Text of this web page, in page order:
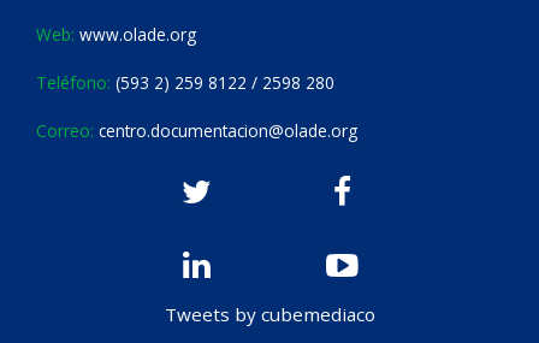
Web: www.olade.org
Teléfono: (593 2) 259 8122 / 2598 280
Correo: centro.documentacion@olade.org
Tweets by cubemediaco